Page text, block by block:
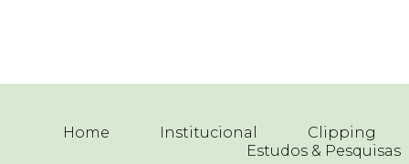
Home Institucional
Clipping
Estudos & Pesquisas